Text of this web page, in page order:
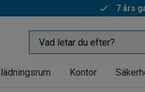
7 års
Kontor